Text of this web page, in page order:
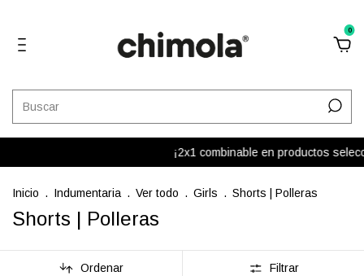
0
¡2x1 combinable en productos
Inicio . Indumentaria . Ver todo . Girls . Shorts | Polleras
Shorts | Polleras
Ordenar Filtrar